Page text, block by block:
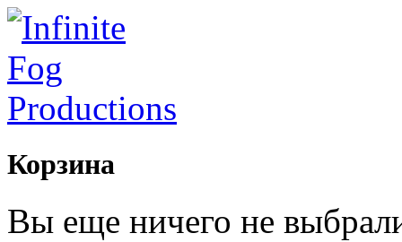
Корзина
Вы еще ничего не